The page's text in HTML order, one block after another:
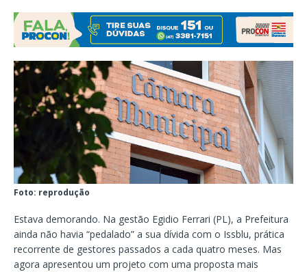
Foto: reprodução
Estava demorando. Na gestão Egidio Ferrari (PL), a Prefeitura
ainda não havia “pedalado” a sua dívida com o Issblu, prática
recorrente de gestores passados a cada quatro meses. Mas
agora apresentou um projeto com uma proposta mais